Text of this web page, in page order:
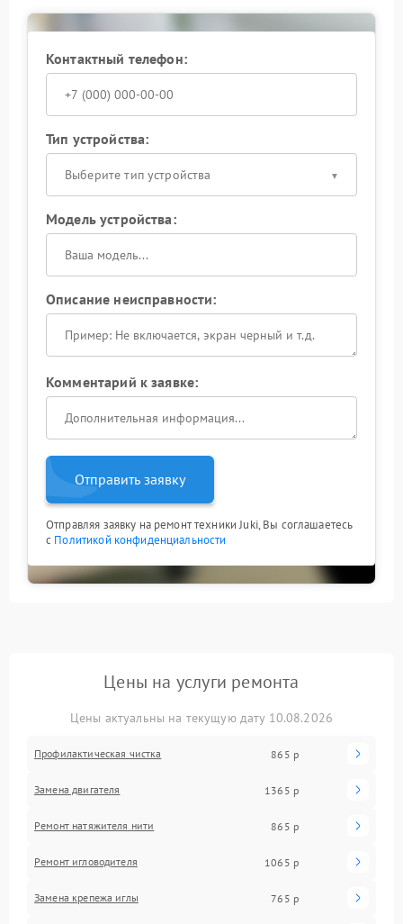
Контактный телефон:
Тип устройства:
Выберите тип устройства
Модель устройства:
Описание неисправности:
Комментарий к заявке:
Отправить заявку
Отправляя заявку на ремонт техники Juki, Вы соглашаетесь
с Политикой конфиденциальности
Цены на услуги ремонта
Цены актуальны на текущую дату 10.08.2026
Профилактическая чистка 865 р
Замена двигателя 1365 р
Ремонт натяжителя нити 865 р
Ремонт игловодителя 1065 р
Замена крепежа иглы 765 р